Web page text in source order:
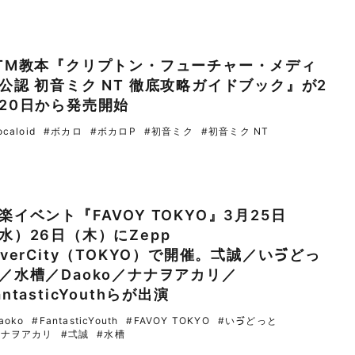
教本『クリプトン・フューチャー・メディ
認 初音ミク NT 徹底攻略ガイドブック』が2
日から発売開始
#ボカロ #ボカロP #初音ミク #初音ミク NT
イベント『FAVOY TOKYO』3月25日
）26日（木）にZepp
（TOKYO）で開催。弌誠／いゔどっ
水槽／Daoko／ナナヲアカリ／
らが出演
#FantasticYouth #FAVOY TOKYO
#いゔどっと
ヲアカリ
#弌誠 #水槽